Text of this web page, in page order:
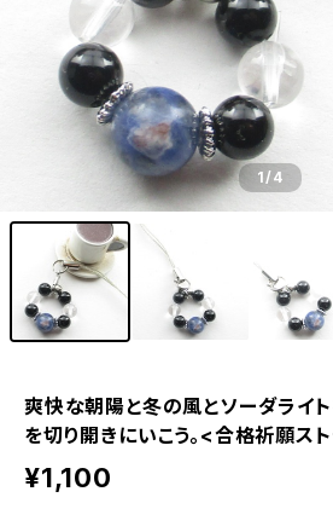
1/4
爽快な朝陽と冬の風とソーダライ
を切り開きにいこう。<合格祈願ス
¥1,100